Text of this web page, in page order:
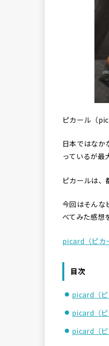
ピカール（
日本ではなか
っているが最
ピカールは、
今回はそんな
べてみた感想
picard（ピカ
目次
picard（
picard（ピ
picard（ピ